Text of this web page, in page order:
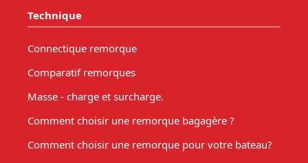
Technique
Connectique remorque
Comparatif remorques
Masse - charge et surcharge.
Comment choisir une remorque bagagère ?
Comment choisir une remorque pour votre bateau?